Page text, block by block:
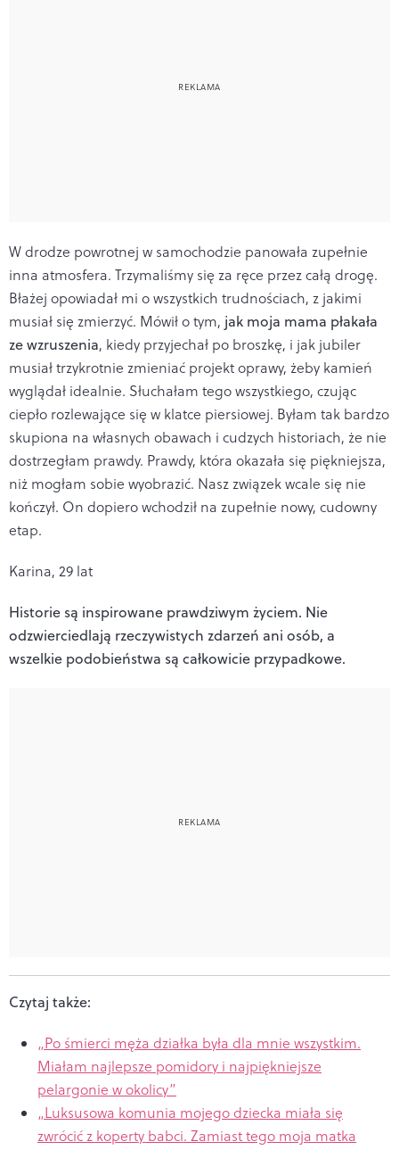
W drodze powrotnej w samochodzie panowała zupełnie
inna atmosfera. Trzymaliśmy się za ręce przez całą drogę.
Błażej opowiadał mi o wszystkich trudnościach, z jakimi
musiał się zmierzyć. Mówił o tym, jak moja mama płakała
ze wzruszenia, kiedy przyjechał po broszkę, i jak jubiler
musiał trzykrotnie zmieniać projekt oprawy, żeby kamień
wyglądał idealnie. Słuchałam tego wszystkiego, czując
ciepło rozlewające się w klatce piersiowej. Byłam tak bardzo
skupiona na własnych obawach i cudzych historiach, że nie
dostrzegłam prawdy. Prawdy, która okazała się piękniejsza,
niż mogłam sobie wyobrazić. Nasz związek wcale się nie
kończył. On dopiero wchodził na zupełnie nowy, cudowny
etap.
Karina, 29 lat
Historie są inspirowane prawdziwym życiem. Nie
odzwierciedlają rzeczywistych zdarzeń ani osób, a
wszelkie podobieństwa są całkowicie przypadkowe.
Czytaj także:
„Po śmierci męża działka była dla mnie wszystkim.
Miałam najlepsze pomidory i najpiękniejsze
pelargonie w okolicy”
„Luksusowa komunia mojego dziecka miała się
zwrócić z koperty babci. Zamiast tego moja matka